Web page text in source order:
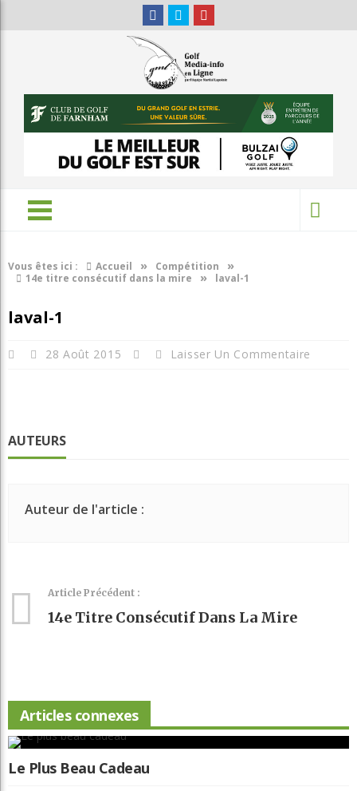
Vous êtes ici : Accueil » Compétition »
14e titre consécutif dans la mire » laval-1
laval-1
28 Août 2015 Laisser Un Commentaire
AUTEURS
Auteur de l'article :
Article Précédent :
14e Titre Consécutif Dans La Mire
Articles connexes
Le Plus Beau Cadeau